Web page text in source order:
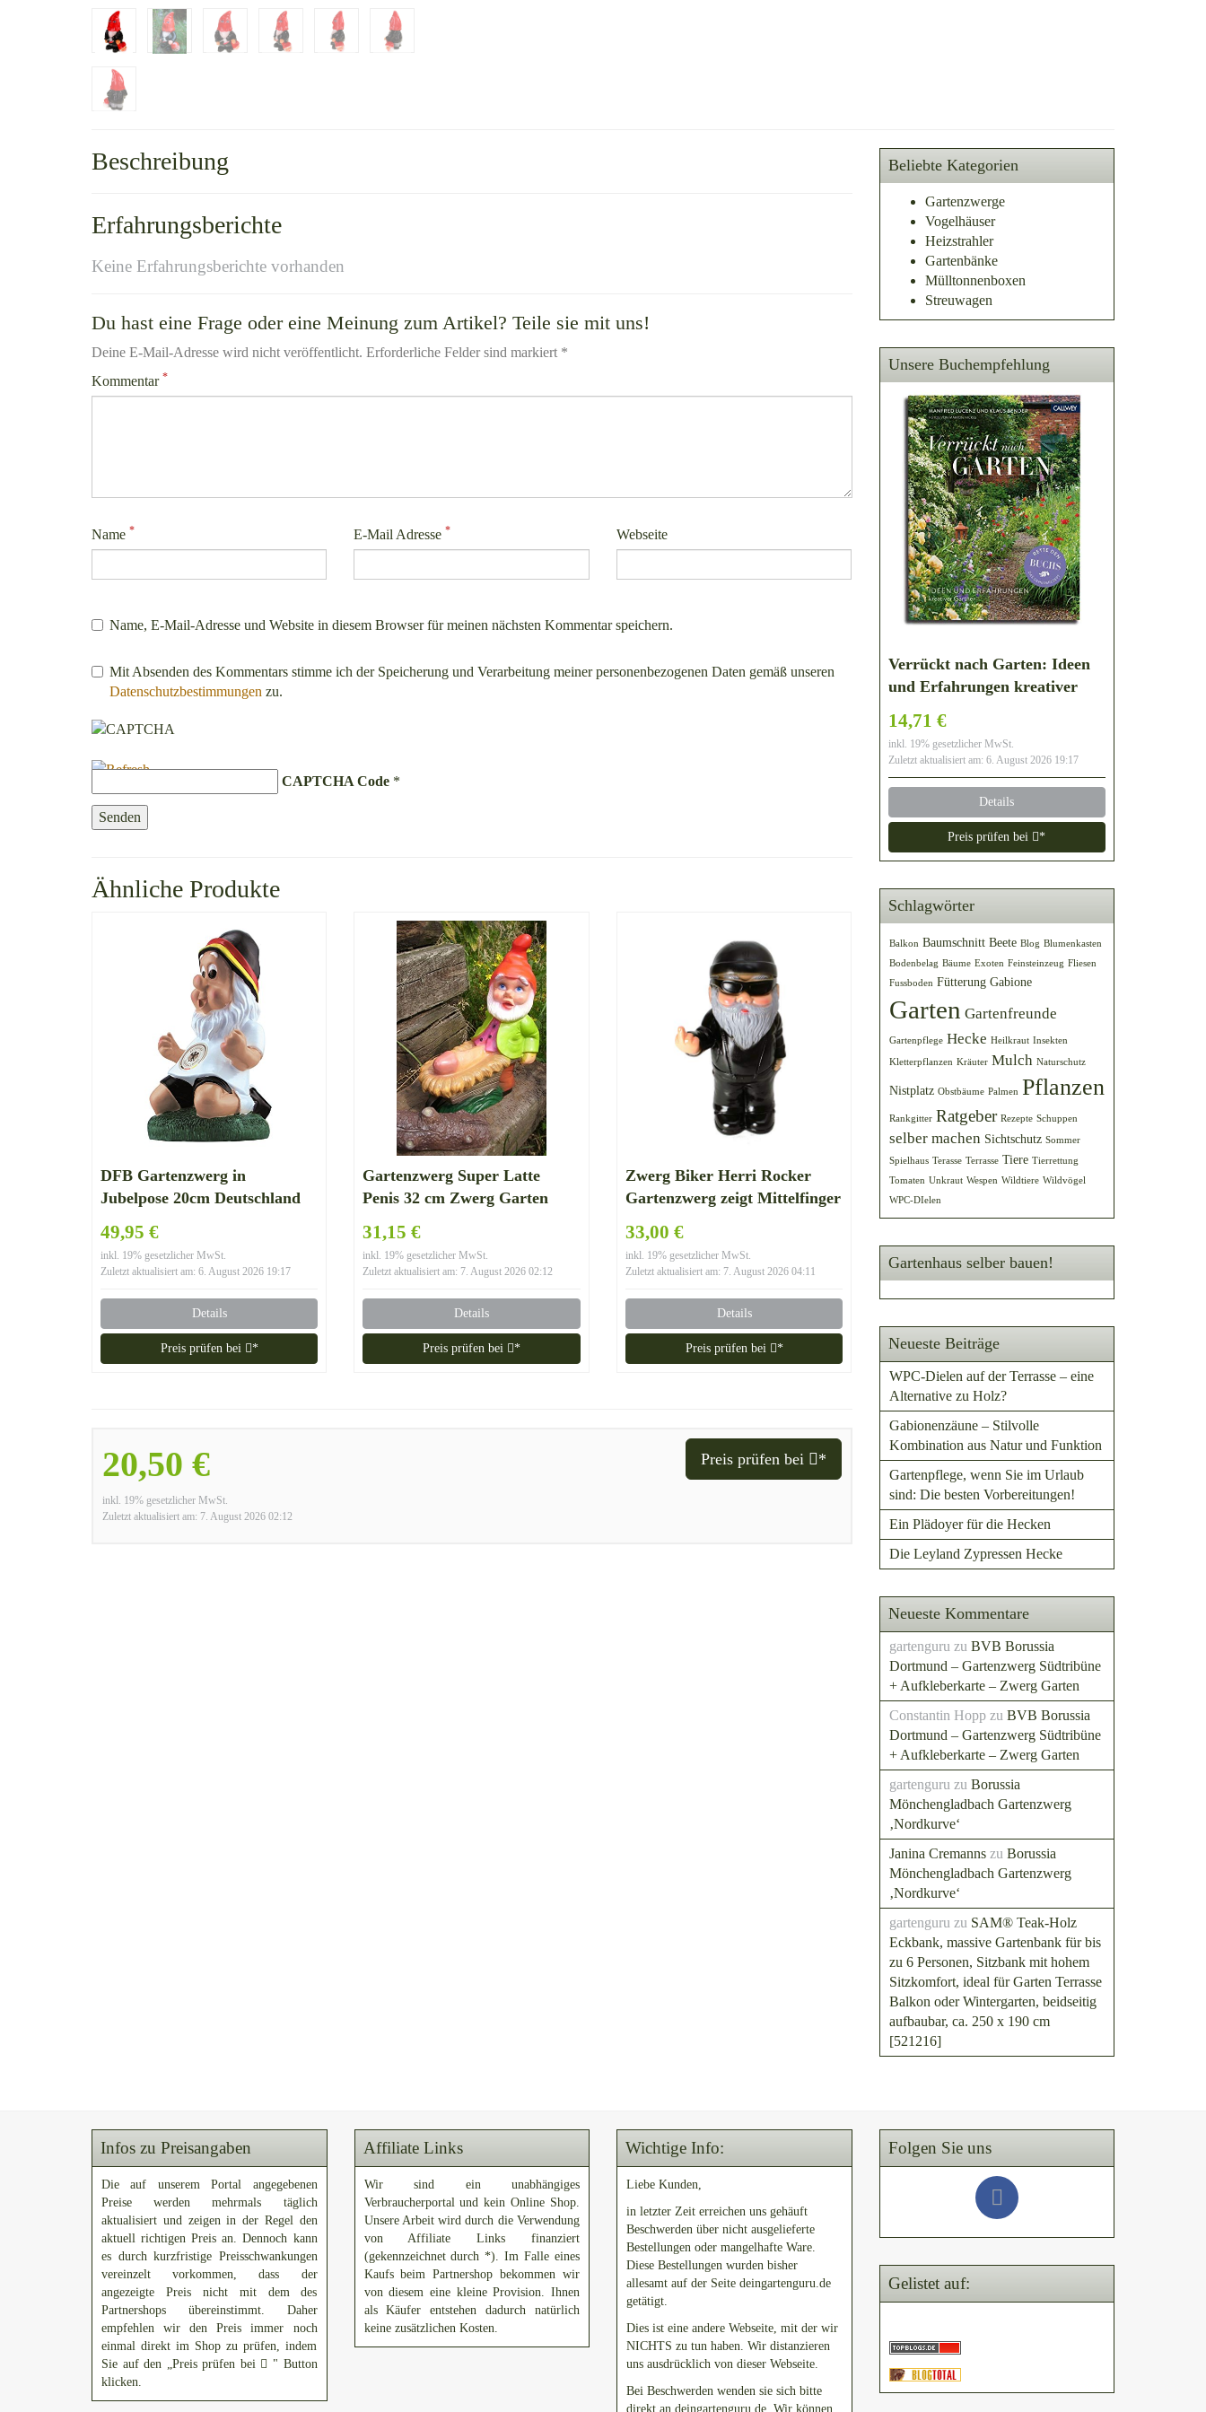
Beschreibung
Erfahrungsberichte
Keine Erfahrungsberichte vorhanden
Du hast eine Frage oder eine Meinung zum Artikel? Teile sie mit uns!
Deine E-Mail-Adresse wird nicht veröffentlicht. Erforderliche Felder sind markiert *
Kommentar *
Name * E-Mail Adresse* Webseite
Name, E-Mail-Adresse und Website in diesem Browser für meinen nächsten Kommentar speichern.
Mit Absenden des Kommentars stimme ich der Speicherung und Verarbeitung meiner personenbezogenen Daten gemäß unseren
Datenschutzbestimmungen zu.
CAPTCHA Code *
Ähnliche Produkte
DFB Gartenzwerg in
Jubelpose 20cm Deutschland
WM Russland 2018
Weltmeister Garten
49,95 €
inkl. 19% gesetzlicher MwSt.
Zuletzt aktualisiert am: 6. August 2026 19:17
Details
Preis prüfen bei *
Gartenzwerg Super Latte
Penis 32 cm Zwerg Garten
1052
31,15 €
inkl. 19% gesetzlicher MwSt.
Zuletzt aktualisiert am: 7. August 2026 02:12
Details
Preis prüfen bei *
Zwerg Biker Herri Rocker
Gartenzwerg zeigt Mittelfinger
33,00 €
inkl. 19% gesetzlicher MwSt.
Zuletzt aktualisiert am: 7. August 2026 04:11
Details
Preis prüfen bei *
20,50 €
inkl. 19% gesetzlicher MwSt.
Zuletzt aktualisiert am: 7. August 2026 02:12
Preis prüfen bei *
Beliebte Kategorien
Gartenzwerge
Vogelhäuser
Heizstrahler
Gartenbänke
Mülltonnenboxen
Streuwagen
Unsere Buchempfehlung
Verrückt nach Garten: Ideen
und Erfahrungen kreativer
14,71 €
inkl. 19% gesetzlicher MwSt.
Zuletzt aktualisiert am: 6. August 2026 19:17
Details
Preis prüfen bei *
Schlagwörter
Balkon Baumschnitt Beete Blog Blumenkasten
Bodenbelag Bäume Exoten Feinsteinzeug Fliesen
Fussboden Fütterung Gabione
Garten Gartenfreunde
Gartenpflege Hecke Heilkraut Insekten
Kletterpflanzen Kräuter Mulch Naturschutz
Nistplatz Obstbäume Palmen Pflanzen
Rankgitter Ratgeber Rezepte Schuppen
selber machen Sichtschutz Sommer
Spielhaus Terasse Terrasse Tiere Tierrettung
Tomaten Unkraut Wespen Wildtiere Wildvögel
WPC-DIelen
Gartenhaus selber bauen!
Neueste Beiträge
WPC-Dielen auf der Terrasse – eine
Alternative zu Holz?
Gabionenzäune – Stilvolle
Kombination aus Natur und Funktion
Gartenpflege, wenn Sie im Urlaub
sind: Die besten Vorbereitungen!
Ein Plädoyer für die Hecken
Die Leyland Zypressen Hecke
Neueste Kommentare
gartenguru zu BVB Borussia
Dortmund – Gartenzwerg Südtribüne
+ Aufkleberkarte – Zwerg Garten
Constantin Hoppzu BVB Borussia
Dortmund – Gartenzwerg Südtribüne
+ Aufkleberkarte – Zwerg Garten
gartenguru zu Borussia
Mönchengladbach Gartenzwerg
‚Nordkurve‘
Janina Cremannszu Borussia
Mönchengladbach Gartenzwerg
‚Nordkurve‘
gartenguru zu SAM® Teak-Holz
Eckbank, massive Gartenbank für bis
zu 6 Personen, Sitzbank mit hohem
Sitzkomfort, ideal für Garten Terrasse
Balkon oder Wintergarten, beidseitig
aufbaubar, ca. 250 x 190 cm
[521216]
Infos zu Preisangaben
Die auf unserem Portal angegebenen
Preise werden mehrmals täglich
aktualisiert und zeigen in der Regel den
aktuell richtigen Preis an. Dennoch kann
es durch kurzfristige Preisschwankungen
vereinzelt vorkommen, dass der
angezeigte Preis nicht mit dem des
Partnershops übereinstimmt. Daher
empfehlen wir den Preis immer noch
einmal direkt im Shop zu prüfen, indem
Sie auf den „Preis prüfen bei
" Button
klicken.
Affiliate Links
Wir sind ein unabhängiges
Verbraucherportal und kein Online Shop.
Unsere Arbeit wird durch die Verwendung
von Affiliate Links finanziert
(gekennzeichnet durch *). Im Falle eines
Kaufs beim Partnershop bekommen wir
von diesem eine kleine Provision. Ihnen
als Käufer entstehen dadurch natürlich
keine zusätzlichen Kosten.
Wichtige Info:
Liebe Kunden,
in letzter Zeit erreichen uns gehäuft
Beschwerden über nicht ausgelieferte
Bestellungen oder mangelhafte Ware.
Diese Bestellungen wurden bisher
allesamt auf der Seite deingartenguru.de
getätigt.
Dies ist eine andere Webseite, mit der wir
NICHTS zu tun haben. Wir distanzieren
uns ausdrücklich von dieser Webseite.
Bei Beschwerden wenden sie sich bitte
direkt an deingartenguru.de. Wir können
Folgen Sie uns
Gelistet auf: